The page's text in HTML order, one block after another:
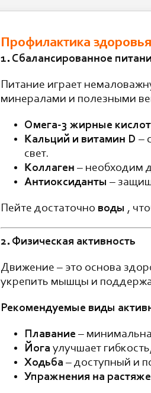
Профилактика
1. Сбалансированное
Питание играет
минералами и полезными
Омега-3 жирные
Кальций и витамин D –
свет.
Коллаген – необходим
Антиоксиданты –
Пейте достаточно воды ,
2. Физическая активность
Движение – это основа
укрепить мышцы и
Рекомендуемые виды
Плавание –
Йога улучшает
Ходьба – доступный и
Упражнения на